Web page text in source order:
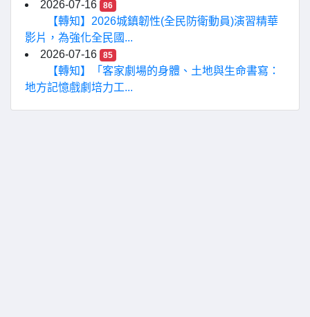
2026-07-16
86
【轉知】2026城鎮韌性(全民防衛動員)演習精華
影片，為強化全民國...
2026-07-16
85
【轉知】「客家劇場的身體、土地與生命書寫：
地方記憶戲劇培力工...